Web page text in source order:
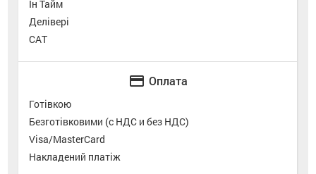
Ін Тайм
Делівері
САТ
credit_card Оплата
Готівкою
Безготівковими (с НДС и без НДС)
Visa/MasterCard
Накладений платіж